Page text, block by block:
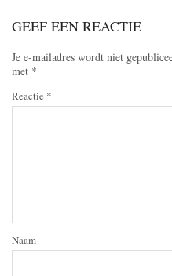
GEEF EEN REACTIE
Je e-mailadres wordt niet
met *
Reactie *
Naam